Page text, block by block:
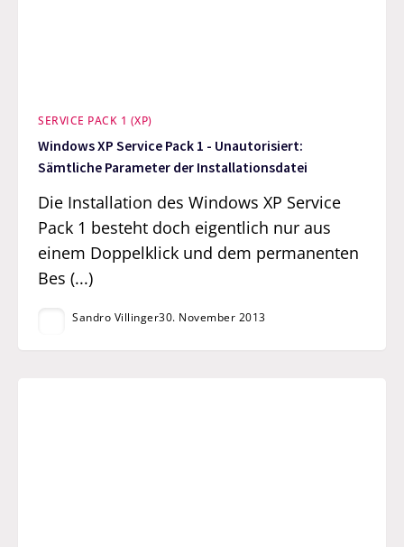
SERVICE PACK 1 (XP)
Windows XP Service Pack 1 - Unautorisiert:
Sämtliche Parameter der Installationsdatei
Die Installation des Windows XP Service
Pack 1 besteht doch eigentlich nur aus
einem Doppelklick und dem permanenten
Bes (...)
Sandro Villinger30. November 2013